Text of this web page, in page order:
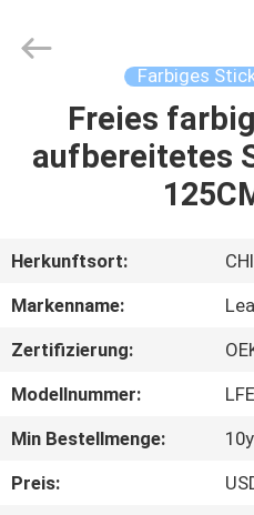
STARTSEITE
ÜBER
UNS
FABRIK
TOUR
Farbiges
Freies
aufbereitetes
Herkunftsort:
Markenname:
Zertifizierung:
Modellnummer:
Min Bestellmenge:
Preis: